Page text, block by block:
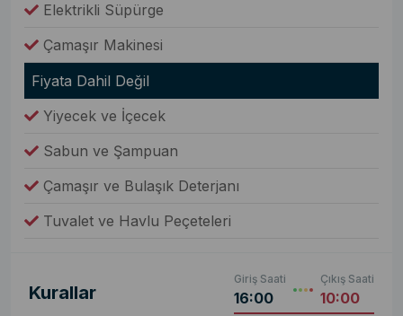
Elektrikli Süpürge
Çamaşır Makinesi
Fiyata Dahil Değil
Yiyecek ve İçecek
Sabun ve Şampuan
Çamaşır ve Bulaşık Deterjanı
Tuvalet ve Havlu Peçeteleri
Kurallar
Giriş Saati
16:00
Çıkış Saati
10:00